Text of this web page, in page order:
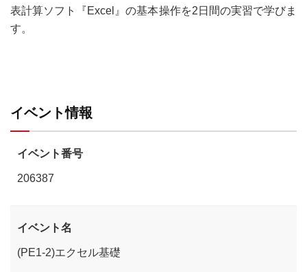
表計算ソフト『Excel』の基本操作を2日間の実習で学びま
す。
イベント情報
イベント番号
206387
イベント名
(PE1-2)エクセル基礎